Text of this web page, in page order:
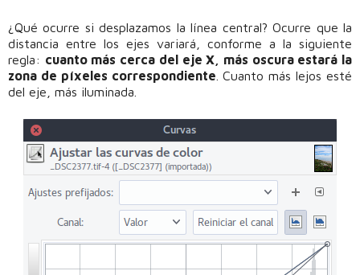
¿Qué ocurre si desplazamos la línea central? Ocurre que la
distancia entre los ejes variará, conforme a la siguiente
regla: cuanto más cerca del eje X, más oscura estará la
zona de píxeles correspondiente . Cuanto más lejos esté
del eje, más iluminada.